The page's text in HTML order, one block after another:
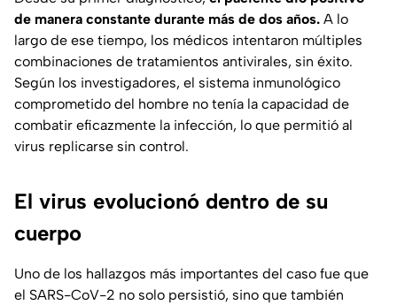
de manera constante durante más de dos años. A lo
largo de ese tiempo, los médicos intentaron múltiples
combinaciones de tratamientos antivirales, sin éxito.
Según los investigadores, el sistema inmunológico
comprometido del hombre no tenía la capacidad de
combatir eficazmente la infección, lo que permitió al
virus replicarse sin control.
El virus evolucionó dentro de su
cuerpo
Uno de los hallazgos más importantes del caso fue que
el SARS-CoV-2 no solo persistió, sino que también